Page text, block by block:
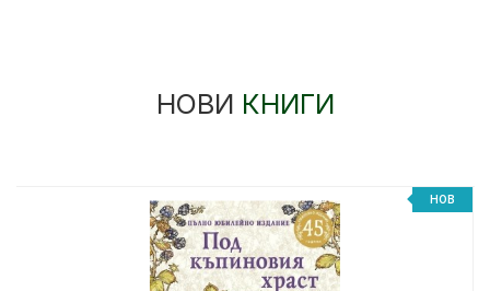
НОВИ КНИГИ
НОВ